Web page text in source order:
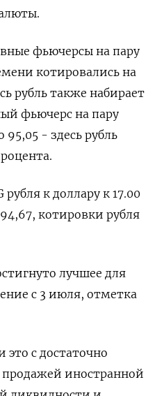
фьючерсы на пару
котировались на
рубль также набирает
фьючерс на пару
95,05 - здесь рубль
к доллару к 17.00
котировки рубля
лучшее для
с 3 июля, отметка
это с достаточно
иностранной